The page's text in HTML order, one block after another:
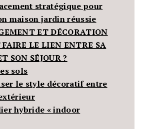
stratégique pour
maison jardin réussie
ET DÉCORATION
LE LIEN ENTRE SA
SON SÉJOUR ?
sols
le style décoratif entre
hybride « indoor